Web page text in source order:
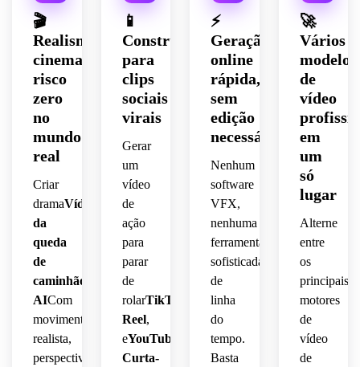
🎬
Realismo
cinematográfico,
risco
zero
no
mundo
real
Criar
dramaVídeo
da
queda
de
caminhão
AICom
movimento
realista,
perspectiva
📱
Construído
para
clips
sociais
virais
Gerar
um
vídeo
de
ação
para
parar
de
rolarTikTok
Reel,
eYouTube
Curta-
⚡
Geração
online
rápida,
sem
edição
necessária
Nenhum
software
VFX,
nenhuma
ferramenta
sofisticada
de
linha
do
tempo.
Basta
🚀
Vários
modelos
de
vídeo
em
um
só
lugar
Alterne
entre
os
principais
motores
de
vídeo
de